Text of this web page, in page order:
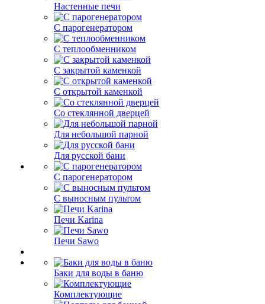
Настенные печи
С парогенератором
С теплообменником
С закрытой каменкой
С открытой каменкой
Со стеклянной дверцей
Для небольшой парной
Для русской бани
С парогенератором
С выносным пультом
Печи Karina
Печи Sawo
Баки для воды в баню
Комплектующие